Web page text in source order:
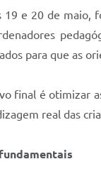
19 e 20 de maio,
para que as
final é otimizar
real das